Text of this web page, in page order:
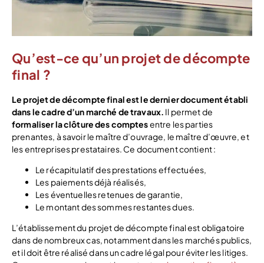
Qu’est-ce qu’un projet de décompte
final ?
Le projet de décompte final est le dernier document établi
dans le cadre d’un marché de travaux. Il permet de
formaliser la clôture des comptesentre les parties
prenantes, à savoir le maître d’ouvrage, le maître d’œuvre, et
les entreprises prestataires. Ce document contient :
Le récapitulatif des prestations effectuées,
Les paiements déjà réalisés,
Les éventuelles retenues de garantie,
Le montant des sommes restantes dues.
L’établissement du projet de décompte final est obligatoire
dans de nombreux cas, notamment dans les marchés publics,
et il doit être réalisé dans un cadre légal pour éviter les litiges.